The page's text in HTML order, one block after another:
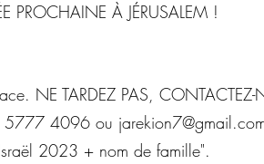
PROCHAINE À JÉRUSALEM !
NE TARDEZ PAS, CONTACTEZ-
5777 4096 ou
2023 + nom de famille".